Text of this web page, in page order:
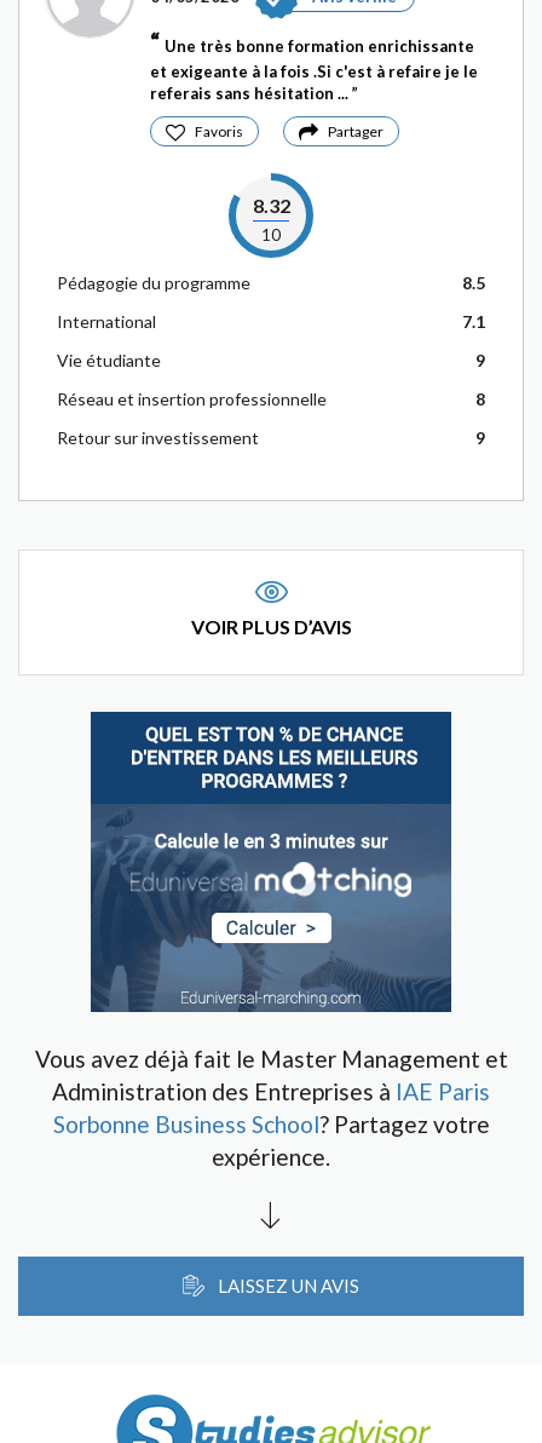
Une très bonne formation enrichissante
et exigeante à la fois .Si c'est à refaire je le
referais sans hésitation ...
Favoris Partager
8.32
10
Pédagogie du programme
8.5
International
7.1
Vie étudiante
9
Réseau et insertion professionnelle
8
Retour sur investissement
9
VOIR PLUS D’AVIS
Vous avez déjà fait le Master Management et
Administration des Entreprises à IAE Paris
Sorbonne Business School? Partagez votre
expérience.
LAISSEZ UN AVIS